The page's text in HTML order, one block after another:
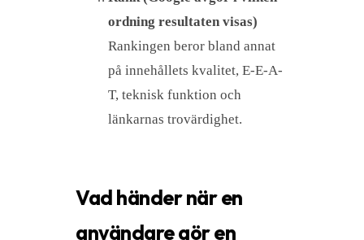
ordning resultaten visas)
Rankingen beror bland annat
på innehållets kvalitet, E-E-A-
T, teknisk funktion och
länkarnas trovärdighet.
Vad händer när en
användare gör en